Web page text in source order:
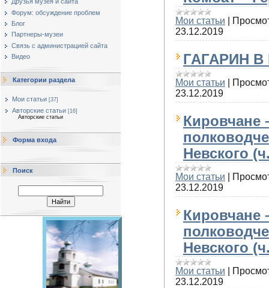
Форум: обсуждение проблем
Блог
Партнеры-музеи
Cвязь с администрацией сайта
Видео
Категории раздела
Мои статьи [37]
Авторские статьи [16]
Авторские статьи
Форма входа
Поиск
Мои статьи
23.12.2019
ГАГАРИН
Мои статьи
23.12.2019
Кировчане
Невского
Мои статьи
23.12.2019
Кировчане
Невского
Мои статьи
23.12.2019